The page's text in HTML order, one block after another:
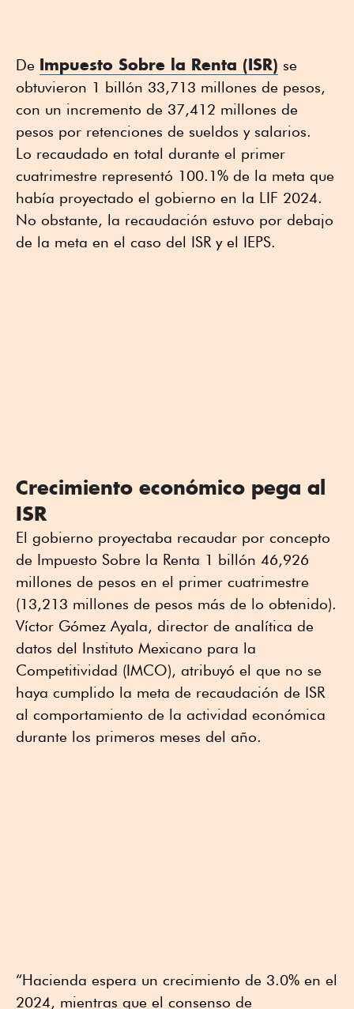
De Impuesto Sobre la Renta (ISR) se
obtuvieron 1 billón 33,713 millones de pesos,
con un incremento de 37,412 millones de
pesos por retenciones de sueldos y salarios.
Lo recaudado en total durante el primer
cuatrimestre representó 100.1% de la meta que
había proyectado el gobierno en la LIF 2024.
No obstante, la recaudación estuvo por debajo
de la meta en el caso del ISR y el IEPS.
Crecimiento económico pega al
ISR
El gobierno proyectaba recaudar por concepto
de Impuesto Sobre la Renta 1 billón 46,926
millones de pesos en el primer cuatrimestre
(13,213 millones de pesos más de lo obtenido).
Víctor Gómez Ayala, director de analítica de
datos del Instituto Mexicano para la
Competitividad (IMCO), atribuyó el que no se
haya cumplido la meta de recaudación de ISR
al comportamiento de la actividad económica
durante los primeros meses del año.
“Hacienda espera un crecimiento de 3.0% en el
2024, mientras que el consenso de